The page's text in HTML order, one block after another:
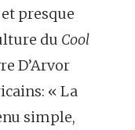
presque
du Cool
D’Arvor
« La
simple,